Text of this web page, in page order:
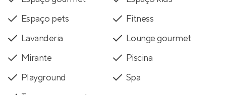
Espaço pets
Fitness
Lavanderia
Lounge gourmet
Mirante
Piscina
Playground
Spa